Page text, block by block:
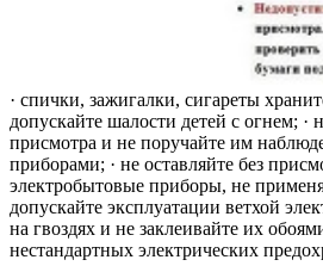
· спички, зажигалки, сигареты
допускайте шалости детей с огнем; ·
присмотра и не поручайте им
приборами; · не оставляйте без
электробытовые приборы, не
допускайте эксплуатации ветхой
на гвоздях и не заклеивайте их
нестандартных электрических